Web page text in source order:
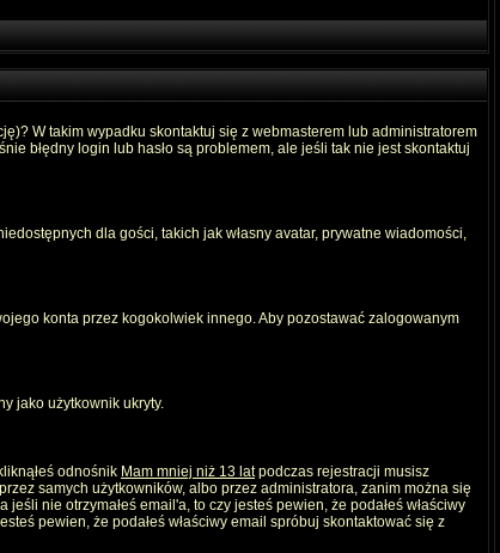
W takim wypadku skontaktuj się z webmasterem lub administratorem
błędny login lub hasło są problemem, ale jeśli tak nie jest skontaktuj
dla gości, takich jak własny avatar, prywatne wiadomości,
konta przez kogokolwiek innego. Aby pozostawać zalogowanym
jako użytkownik ukryty.
odnośnik Mam mniej niż 13 latpodczas rejestracji musisz
samych użytkowników, albo przez administratora, zanim można się
nie otrzymałeś email'a, to czy jesteś pewien, że podałeś właściwy
pewien, że podałeś właściwy email spróbuj skontaktować się z